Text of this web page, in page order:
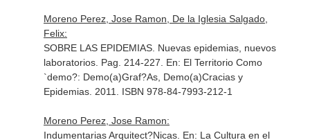
Moreno Perez, Jose Ramon, De la Iglesia Salgado,
Felix:
SOBRE LAS EPIDEMIAS. Nuevas epidemias, nuevos
laboratorios. Pag. 214-227. En: El Territorio Como
`demo?: Demo(a)Graf?As, Demo(a)Cracias y
Epidemias. 2011. ISBN 978-84-7993-212-1
Moreno Perez, Jose Ramon:
Indumentarias Arquitect?Nicas. En: La Cultura en el